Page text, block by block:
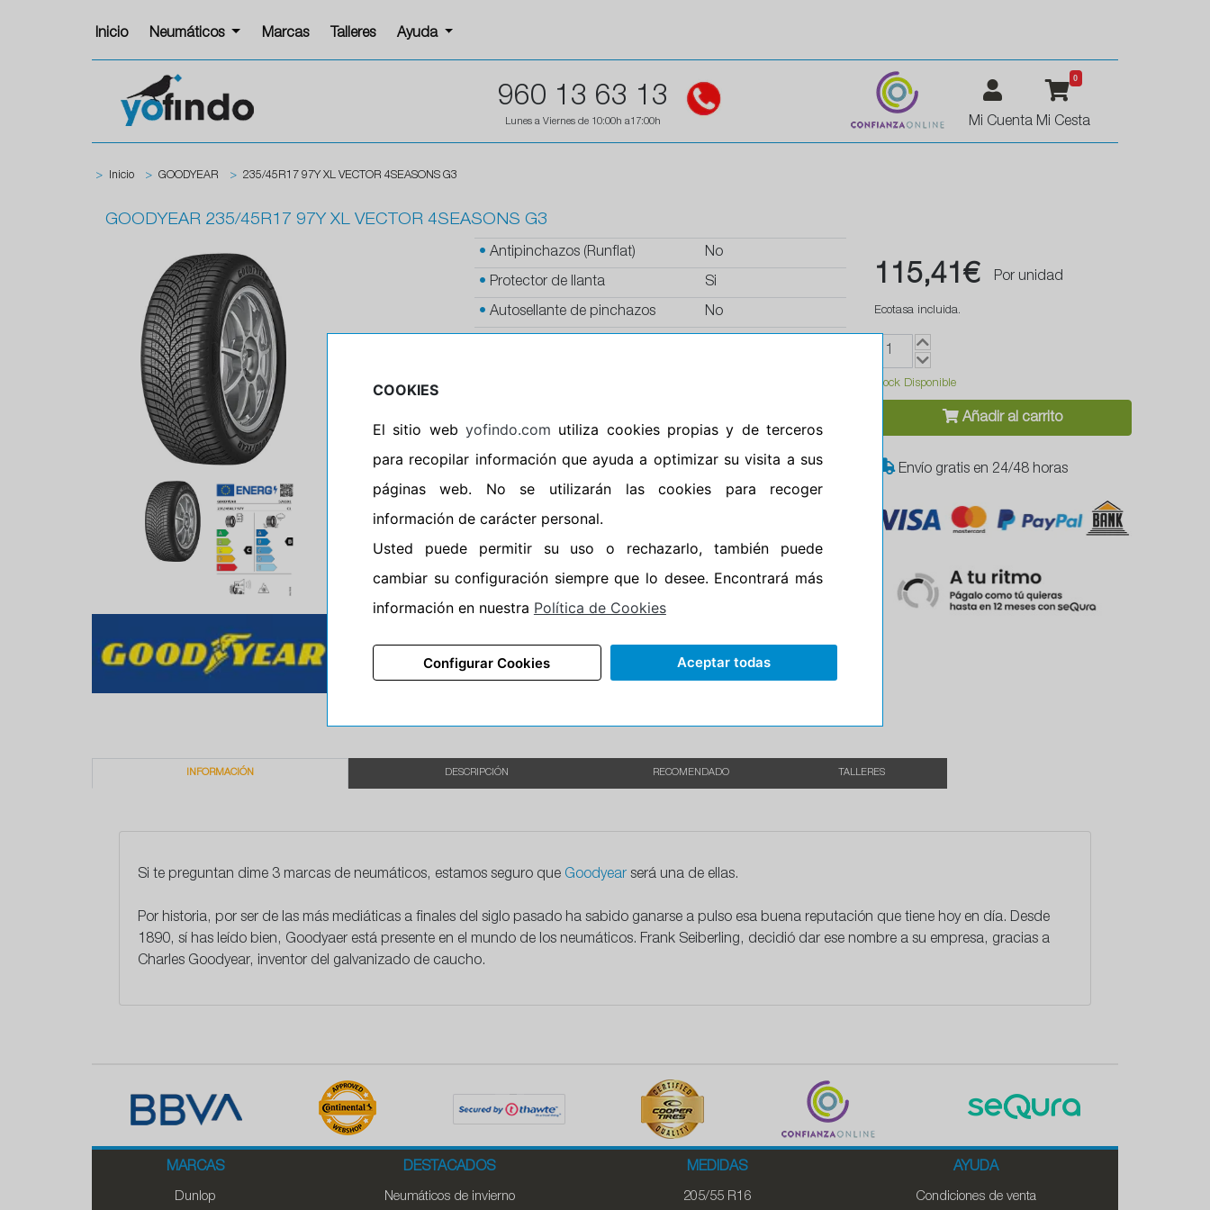
Inicio Neumáticos Marcas Talleres Ayuda
960 13 63 13
Lunes a Viernes de 10:00h a17:00h Mi Cuenta
0
Mi Cesta
> Inicio > GOODYEAR > 235/45R17 97Y XL VECTOR 4SEASONS G3
GOODYEAR 235/45R17 97Y XL VECTOR 4SEASONS G3
• Antipinchazos (Runflat) No
• Protector de llanta Si
• Autosellante de pinchazos No
•Banda blanca No
• Si
Calidad PREMIUM
•P.O.R.
•Oportunidad No
•Etiqueta energética Información Eprel
115,41€ Por unidad
Ecotasa incluida.
Stock Disponible
Añadir al carrito
Envío gratis en 24/48 horas
INFORMACIÓN DESCRIPCIÓN RECOMENDADO TALLERES
Si te preguntan dime 3 marcas de neumáticos, estamos seguro que Goodyear será una de ellas.
Por historia, por ser de las más mediáticas a finales del siglo pasado ha sabido ganarse a pulso esa buena reputación que tiene hoy en día. Desde
1890, sí has leído bien, Goodyaer está presente en el mundo de los neumáticos. Frank Seiberling, decidió dar ese nombre a su empresa, gracias a
Charles Goodyear, inventor del galvanizado de caucho.
MARCAS
Dunlop
DESTACADOS
Neumáticos de invierno
MEDIDAS
205/55 R16
AYUDA
Condiciones de venta
COOKIES
El sitio web yofindo.com utiliza cookies propias y de terceros
para recopilar información que ayuda a optimizar su visita a sus
páginas web. No se utilizarán las cookies para recoger
información de carácter personal.
Usted puede permitir su uso o rechazarlo, también puede
cambiar su configuración siempre que lo desee. Encontrará más
información en nuestra Política de Cookies
Configurar Cookies Aceptar todas